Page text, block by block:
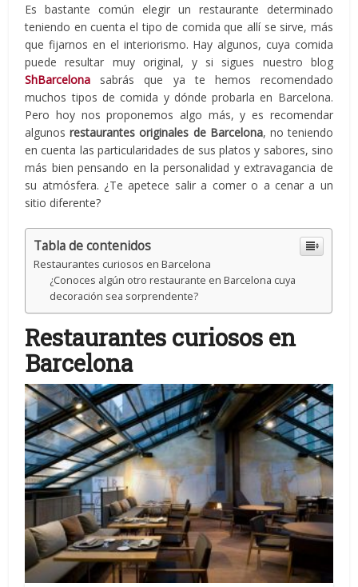
Es bastante común elegir un restaurante determinado
teniendo en cuenta el tipo de comida que allí se sirve, más
que fijarnos en el interiorismo. Hay algunos, cuya comida
puede resultar muy original, y si sigues nuestro blog
ShBarcelona sabrás que ya te hemos recomendado
muchos tipos de comida y dónde probarla en Barcelona.
Pero hoy nos proponemos algo más, y es recomendar
algunosrestaurantes originales de Barcelona, no teniendo
en cuenta las particularidades de sus platos y sabores, sino
más bien pensando en la personalidad y extravagancia de
su atmósfera. ¿Te apetece salir a comer o a cenar a un
sitio diferente?
Tabla de contenidos
Restaurantes curiosos en Barcelona
¿Conoces algún otro restaurante en Barcelona cuya
decoración sea sorprendente?
Restaurantes curiosos en
Barcelona